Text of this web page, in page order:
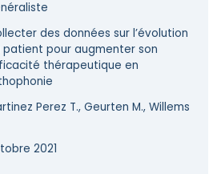
des données sur l’évolution
patient pour augmenter son
thérapeutique en
Perez T., Geurten M., Willems
2021